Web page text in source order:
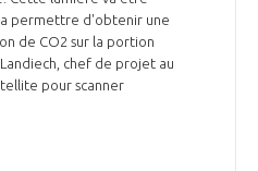
ET SPATIALE
ET SPATIALE
FOURNISSEURS
permettre d'obtenir une
de CO2 sur la portion
chef de projet au
pour scanner
données sectorielles,
...